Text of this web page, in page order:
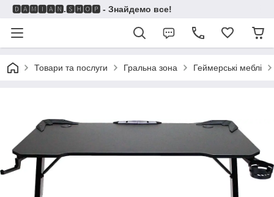
🅳🅰🅼🅸🅰🅽.🆂🅷🅾🅿 - Знайдемо все!
Товари та послуги Гральна зона Геймерські меблі